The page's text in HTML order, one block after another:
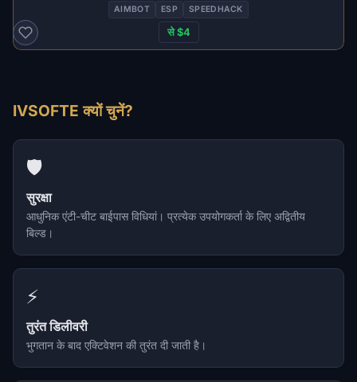
AIMBOT ESP SPEEDHACK
से $4
IVSOFTE क्यों चुनें?
🛡️
सुरक्षा
आधुनिक एंटी-चीट बाईपास विधियां। प्रत्येक उपयोगकर्ता के लिए अद्वितीय
बिल्ड।
⚡
तुरंत डिलीवरी
भुगतान के बाद एक्टिवेशन की तुरंत दी जाती है।